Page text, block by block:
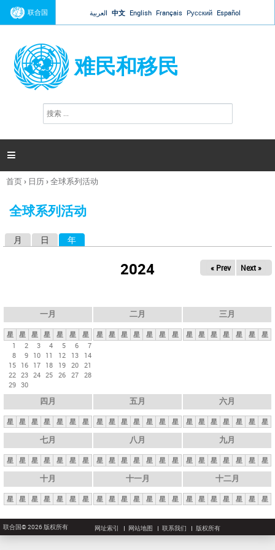
Jump to navigation
联合国 العربية 中文 English Français Русский Español
难民和移民
搜
索

你
这
首页› 日历›全球系列活动
全球系列活动
月 日 年
2024 « Prev Next »
一月
星 星 星 星 星 星
星
1
2 3 4 5 6
7
8
9 10 11 12 13
14
15 16 17 18 19 20 21
22 23 24 25 26 27 28
29 30
二月
星 星 星 星 星 星 星
三月
星 星 星 星 星 星 星
四月
星 星 星 星 星 星 星
五月
星 星 星 星 星 星 星
六月
星 星 星 星 星 星 星
七月
星 星 星 星 星 星 星
八月
星 星 星 星 星 星 星
九月
星 星 星 星 星 星 星
十月
星 星 星 星 星 星 星
十一月
星 星 星 星 星 星 星
十二月
星 星 星 星 星 星 星
联合国© 2026 版权所有 网址索引 网站地图 联系我们 版权所有